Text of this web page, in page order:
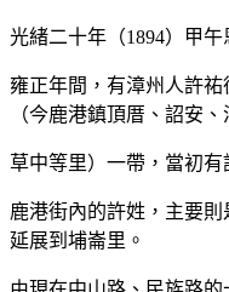
光緒二十年（1894）甲
雍正年間，有漳州人許祐
（今鹿港鎮頂厝、詔安、
草中等里）一帶，當初有
鹿港街內的許姓，主要
延展到埔崙里。